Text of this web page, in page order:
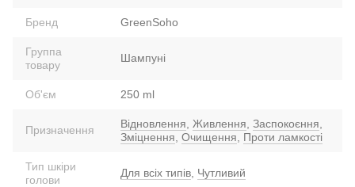
Бренд GreenSoho
Группа
товару
Шампуні
Об'єм 250 ml
Призначення Відновлення Живлення Заспокоєння
Зміцнення Очищення Проти ламкості
Тип шкіри
голови
Для всіх типів Чутливий